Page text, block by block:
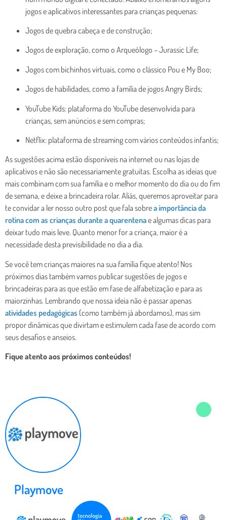
jogos e aplicativos interessantes para crianças pequenas:
Jogos de quebra cabeça e de construção;
Jogos de exploração, como o Arqueólogo – Jurassic Life;
Jogos com bichinhos virtuais, como o clássico Pou e My Boo;
Jogos de habilidades, como a família de jogos Angry Birds;
YouTube Kids: plataforma do YouTube desenvolvida para
crianças, sem anúncios e sem compras;
Netflix: plataforma de streaming com vários conteúdos infantis;
As sugestões acima estão disponíveis na internet ou nas lojas de
aplicativos e não são necessariamente gratuitas. Escolha as ideias que
mais combinam com sua família e o melhor momento do dia ou do fim
de semana, e deixe a brincadeira rolar. Aliás, queremos aproveitar para
te convidar a ler nosso outro post que fala sobrea importância da
rotina com as crianças durante a quarentenae algumas dicas para
deixar tudo mais leve. Quanto menor for a criança, maior é a
necessidade desta previsibilidade no dia a dia.
Se você tem crianças maiores na sua família fique atento! Nos
próximos dias também vamos publicar sugestões de jogos e
brincadeiras para as que estão em fase de alfabetização e para as
maiorzinhas. Lembrando que nossa ideia não é passar apenas
atividades pedagógicas (como também já abordamos), mas sim
propor dinâmicas que divirtam e estimulem cada fase de acordo com
seus desafios e anseios.
Fique atento aos próximos conteúdos!
Playmove